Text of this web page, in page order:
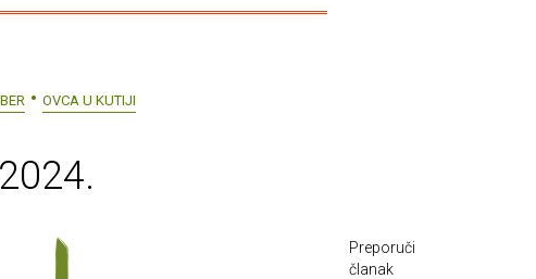
OVCA U KUTIJI
Preporuči
članak